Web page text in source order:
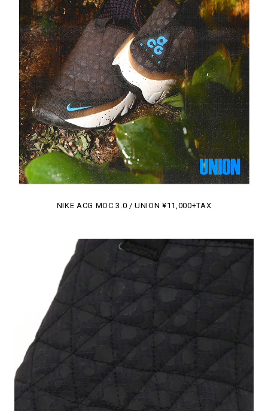
NIKE ACG MOC 3.0 / UNION ¥11,000+TAX